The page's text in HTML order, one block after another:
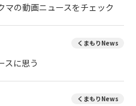
マの動画ニュースをチェック
くまもりNews
スに思う
くまもりNews